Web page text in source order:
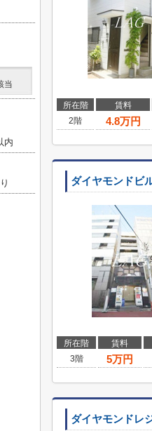
所在階 賃料
2階
4.8万円
ダイヤモンドビ
所在階 賃料
3階
5万円
ダイヤモンドレ
当
内